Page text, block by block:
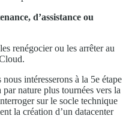
d’assistance ou
renégocier ou les arrêter au
intéresserons à la 5e étape
nature plus tournées vers la
sur le socle technique
la création d’un datacenter